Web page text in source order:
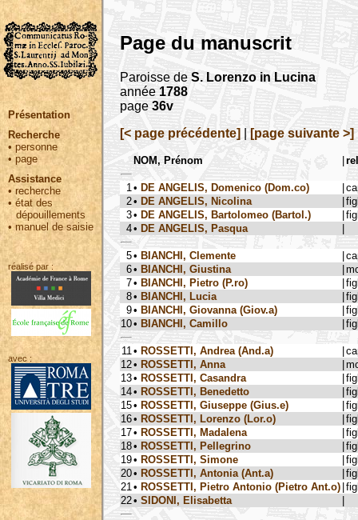
Présentation
Recherche
• personne
•page
Assistance
• recherche
•état des
dépouillements
•manuel de saisie
réalisé par :
avec :
Page du manuscrit
Paroisse de S. Lorenzo in Lucina
année 1788
page 36v
[< page précédente]
[page suivante >]
NOM, Prénom
1 • DE ANGELIS, Domenico (Dom.co)
2• DE ANGELIS, Nicolina
3• DE ANGELIS, Bartolomeo (Bartol.)
4• DE ANGELIS, Pasqua
5• BIANCHI, Clemente
6• BIANCHI, Giustina
7• BIANCHI, Pietro (P.ro)
8• BIANCHI, Lucia
9• BIANCHI, Giovanna (Giov.a)
10• BIANCHI, Camillo
11 • ROSSETTI, Andrea (And.a)
12• ROSSETTI, Anna
13• ROSSETTI, Casandra
14• ROSSETTI, Benedetto
15• ROSSETTI, Giuseppe (Gius.e)
16• ROSSETTI, Lorenzo (Lor.o)
17• ROSSETTI, Madalena
18• ROSSETTI, Pellegrino
19• ROSSETTI, Simone
20• ROSSETTI, Antonia (Ant.a)
21 • ROSSETTI, Pietro Antonio (Pietro Ant.o)
22• SIDONI, Elisabetta